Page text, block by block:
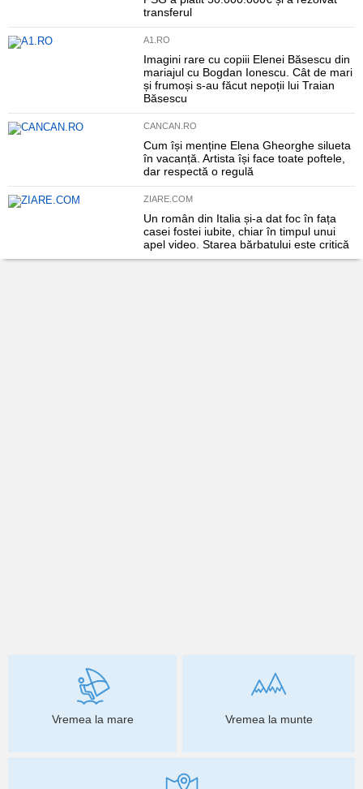
transferul
A1.RO
Imagini rare cu copiii Elenei Băsescu din
mariajul cu Bogdan Ionescu. Cât de mari
și frumoși s-au făcut nepoții lui Traian
Băsescu
CANCAN.RO
Cum își menține Elena Gheorghe silueta
în vacanță. Artista își face toate poftele,
dar respectă o regulă
ZIARE.COM
Un român din Italia și-a dat foc în fața
casei fostei iubite, chiar în timpul unui
apel video. Starea bărbatului este critică
Vremea la mare Vremea la munte